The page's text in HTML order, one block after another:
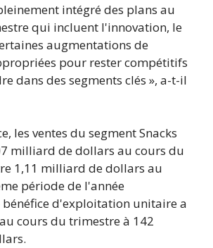
intégré des plans au
qui incluent l'innovation, le
augmentations de
pour rester compétitifs
dans des segments clés », a-t-il
les ventes du segment Snacks
milliard de dollars au cours du
1,11 milliard de dollars au
période de l'année
bénéfice d'exploitation unitaire a
cours du trimestre à 142